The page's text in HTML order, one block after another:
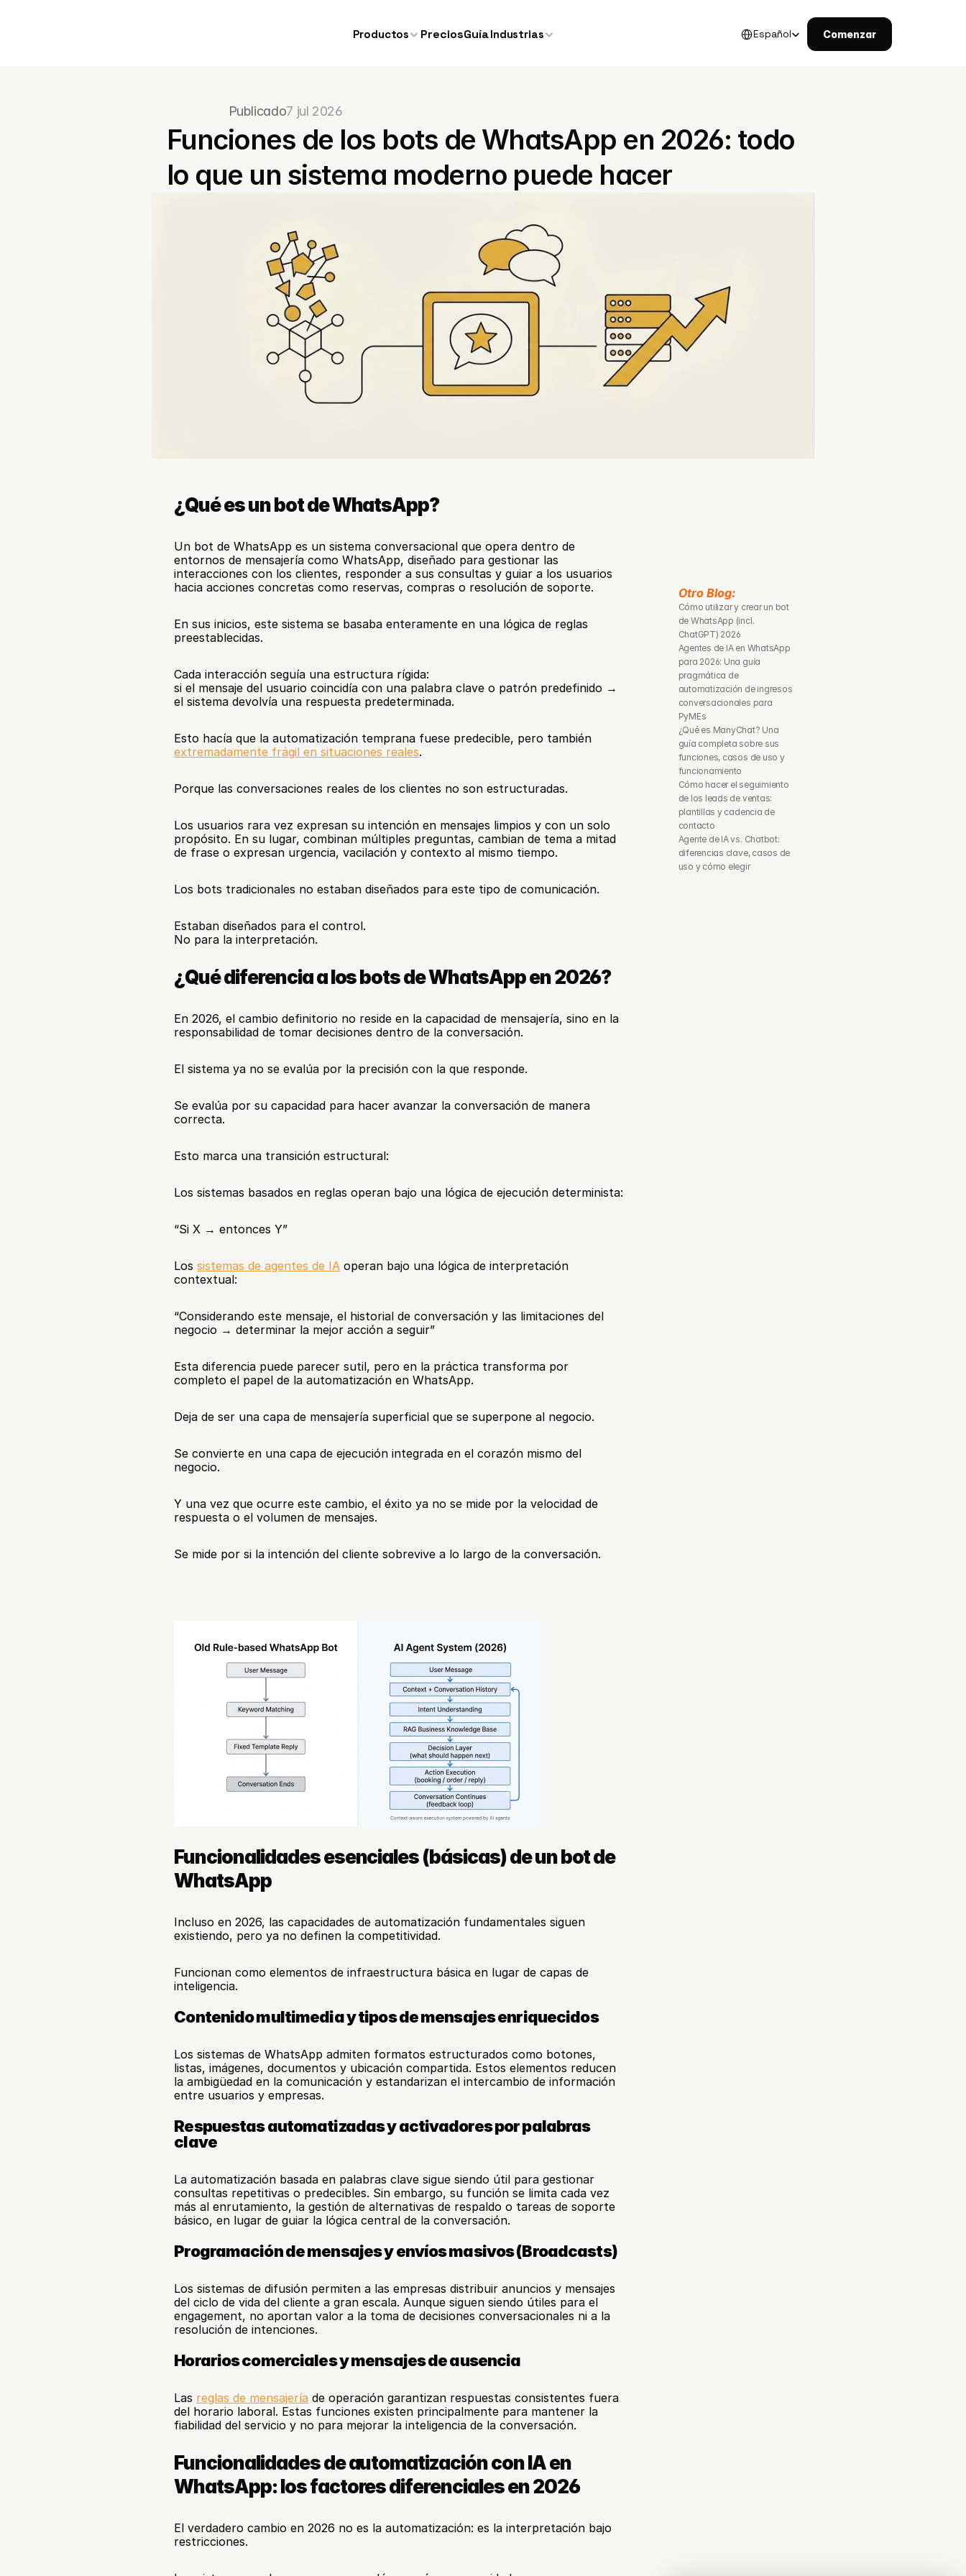
Productos PreciosGuíaIndustrias Español Comenzar
Publicado7 jul 2026
Funciones de los bots de WhatsApp en 2026: todo
lo que un sistema moderno puede hacer
¿Qué es un bot de WhatsApp?
Un bot de WhatsApp es un sistema conversacional que opera dentro de
entornos de mensajería como WhatsApp, diseñado para gestionar las
interacciones con los clientes, responder a sus consultas y guiar a los usuarios
hacia acciones concretas como reservas, compras o resolución de soporte.
En sus inicios, este sistema se basaba enteramente en una lógica de reglas
preestablecidas.
Cada interacción seguía una estructura rígida:
si el mensaje del usuario coincidía con una palabra clave o patrón predefinido →
el sistema devolvía una respuesta predeterminada.
extremadamente frágil en situaciones reales.
Porque las conversaciones reales de los clientes no son estructuradas.
Los usuarios rara vez expresan su intención en mensajes limpios y con un solo
propósito. En su lugar, combinan múltiples preguntas, cambian de tema a mitad
de frase o expresan urgencia, vacilación y contexto al mismo tiempo.
Los bots tradicionales no estaban diseñados para este tipo de comunicación.
Estaban diseñados para el control.
No para la interpretación.
¿Qué diferencia a los bots de WhatsApp en 2026?
En 2026, el cambio definitorio no reside en la capacidad de mensajería, sino en la
responsabilidad de tomar decisiones dentro de la conversación.
El sistema ya no se evalúa por la precisión con la que responde.
Se evalúa por su capacidad para hacer avanzar la conversación de manera
correcta.
Esto marca una transición estructural:
Los sistemas basados en reglas operan bajo una lógica de ejecución determinista:
“Si X → entonces Y”
Los sistemas de agentes de IA operan bajo una lógica de interpretación
contextual:
“Considerando este mensaje, el historial de conversación y las limitaciones del
negocio → determinar la mejor acción a seguir”
Esta diferencia puede parecer sutil, pero en la práctica transforma por
completo el papel de la automatización en WhatsApp.
Deja de ser una capa de mensajería superficial que se superpone al negocio.
Se convierte en una capa de ejecución integrada en el corazón mismo del
negocio.
Y una vez que ocurre este cambio, el éxito ya no se mide por la velocidad de
respuesta o el volumen de mensajes.
Se mide por si la intención del cliente sobrevive a lo largo de la conversación.
Funcionalidades esenciales (básicas) de un bot de
WhatsApp
Incluso en 2026, las capacidades de automatización fundamentales siguen
existiendo, pero ya no definen la competitividad.
Funcionan como elementos de infraestructura básica en lugar de capas de
inteligencia.
Contenido multimedia y tipos de mensajes enriquecidos
Los sistemas de WhatsApp admiten formatos estructurados como botones,
listas, imágenes, documentos y ubicación compartida. Estos elementos reducen
la ambigüedad en la comunicación y estandarizan el intercambio de información
entre usuarios y empresas.
Respuestas automatizadas y activadores por palabras
clave
La automatización basada en palabras clave sigue siendo útil para gestionar
consultas repetitivas o predecibles. Sin embargo, su función se limita cada vez
más al enrutamiento, la gestión de alternativas de respaldo o tareas de soporte
básico, en lugar de guiar la lógica central de la conversación.
Programación de mensajes y envíos masivos (Broadcasts)
Los sistemas de difusión permiten a las empresas distribuir anuncios y mensajes
del ciclo de vida del cliente a gran escala. Aunque siguen siendo útiles para el
engagement, no aportan valor a la toma de decisiones conversacionales ni a la
resolución de intenciones.
Horarios comerciales y mensajes de ausencia
Las reglas de mensajería de operación garantizan respuestas consistentes fuera
del horario laboral. Estas funciones existen principalmente para mantener la
fiabilidad del servicio y no para mejorar la inteligencia de la conversación.
Funcionalidades de automatización con IA en
WhatsApp: los factores diferenciales en 2026
El verdadero cambio en 2026 no es la automatización: es la interpretación bajo
restricciones.
Otro Blog:
Cómo utilizar y crear un bot
de WhatsApp (incl.
ChatGPT) 2026
Agentes de IA en WhatsApp
para 2026: Una guía
pragmática de
automatización de ingresos
conversacionales para
PyMEs
¿Qué es ManyChat? Una
guía completa sobre sus
funciones, casos de uso y
funcionamiento
Cómo hacer el seguimiento
de los leads de ventas:
plantillas y cadencia de
contacto
Agente de IA vs. Chatbot:
diferencias clave, casos de
uso y cómo elegir